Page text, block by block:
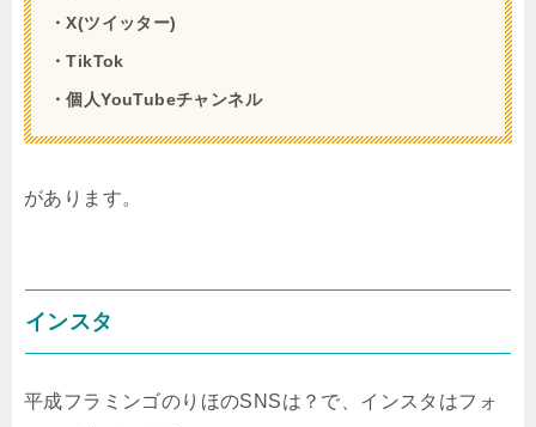
・X(ツイッター)
・TikTok
・個人YouTubeチャンネル
があります。
インスタ
平成フラミンゴのりほのSNSは？で、インスタはフォ